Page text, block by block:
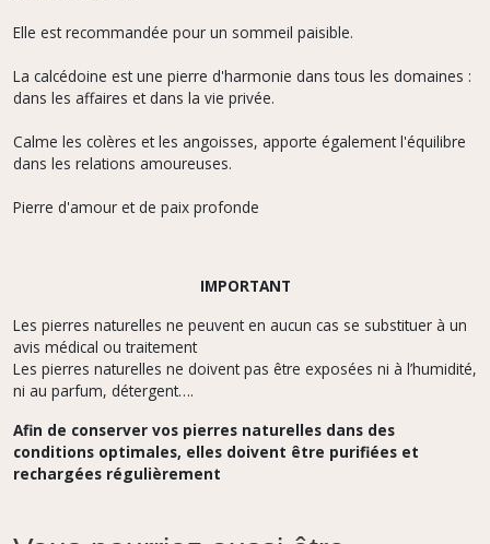
Elle est recommandée pour un sommeil paisible.
La calcédoine est une pierre d'harmonie dans tous les domaines :
dans les affaires et dans la vie privée.
Calme les colères et les angoisses, apporte également l'équilibre
dans les relations amoureuses.
Pierre d'amour et de paix profonde
IMPORTANT
Les pierres naturelles ne peuvent en aucun cas se substituer à un
avis médical ou traitement
Les pierres naturelles ne doivent pas être exposées ni à l’humidité,
ni au parfum, détergent….
Afin de conserver vos pierres naturelles dans des
conditions optimales, elles doivent être purifiées et
rechargées régulièrement